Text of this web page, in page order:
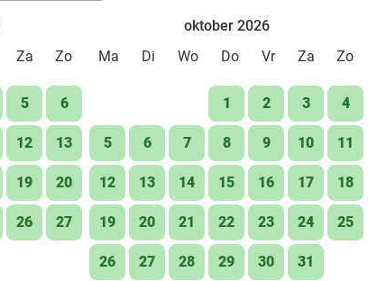
Za Zo
5 6
12 13
19 20
26 27
oktober 2026
Ma
Di Wo Do Vr Za Zo
1 2 3 4
5 6 7 8 9 10 11
12 13 14 15 16 17 18
19 20 21 22 23 24 25
26 27 28 29 30 31